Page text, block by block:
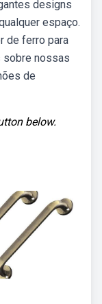
designs
espaço.
de ferro para
sobre nossas
de
below.